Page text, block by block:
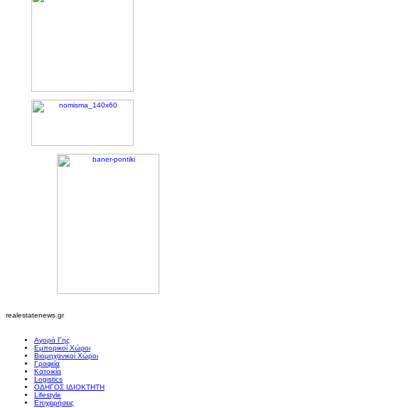
realestatenews.gr
Αγορά Γης
Εμπορικοί Χώροι
Βιομηχανικοί Χώροι
Γραφεία
Κατοικία
Logistics
ΟΔΗΓΟΣ ΙΔΙΟΚΤΗΤΗ
Lifestyle
Επιχειρήσεις